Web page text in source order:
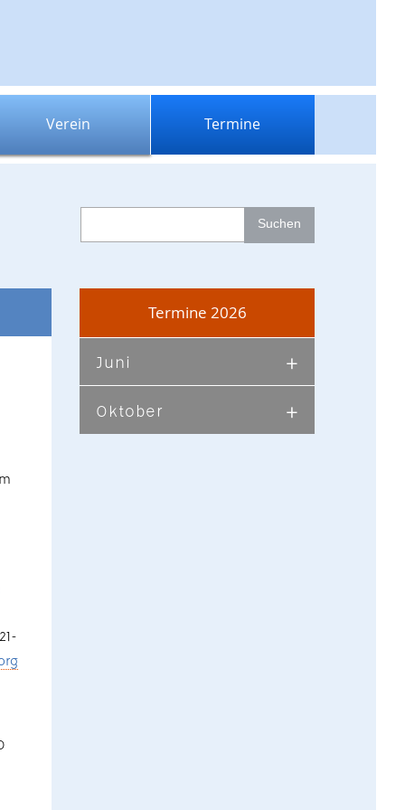
Verein Termine
Termine 2026
Juni
Oktober